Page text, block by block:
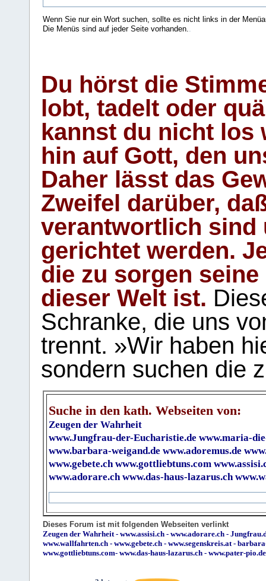
Wenn Sie nur ein Wort suchen, sollte es nicht links in der
Die Menüs sind auf jeder Seite vorhanden..
Du hörst die
lobt, tadelt oder
kannst du nicht los
hin auf Gott, den
Daher lässt das
Zweifel darüber,
verantwortlich sind
gerichtet werden.
die zu sorgen
dieser Welt ist.
Schranke, die uns
trennt. »Wir haben
sondern suchen die
Suche in den kath. Webseiten von:
Zeugen der Wahrheit
www.Jungfrau-der-Eucharistie.de www.maria-
www.barbara-weigand.de www.adoremus.de
www.gebete.ch www.gottliebtuns.com
www.adorare.ch www.das-haus-lazarus.ch
Dieses Forum ist mit folgenden Webseiten verlinkt
Zeugen der Wahrheit- www.assisi.ch - www.adorare.ch -
www.wallfahrten.ch - www.gebete.ch - www.segenskreis.at-
www.gottliebtuns.com- www.das-haus-lazarus.ch - www.pater-pio.de